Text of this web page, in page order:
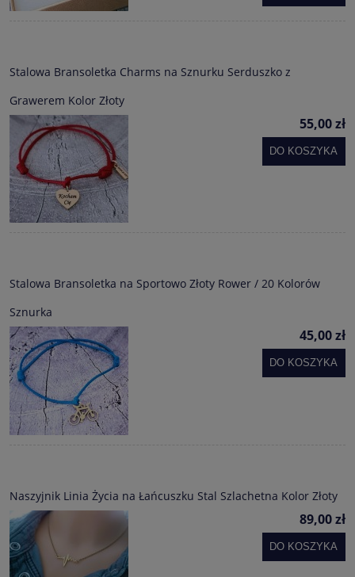
Stalowa Bransoletka Charms na Sznurku Serduszko z
Grawerem Kolor Złoty
55,00 zł
DO KOSZYKA
Stalowa Bransoletka na Sportowo Złoty Rower / 20 Kolorów
Sznurka
45,00 zł
DO KOSZYKA
Naszyjnik Linia Życia na Łańcuszku Stal Szlachetna Kolor Złoty
89,00 zł
DO KOSZYKA